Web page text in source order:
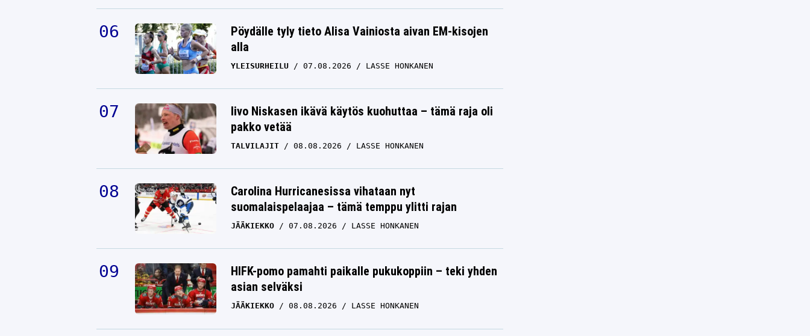
Pöydälle tyly tieto Alisa Vainiosta aivan EM-kisojen
alla
YLEISURHEILU 07.08.2026 LASSE HONKANEN
Iivo Niskasen ikävä käytös kuohuttaa – tämä raja oli
pakko vetää
TALVILAJIT 08.08.2026 LASSE HONKANEN
Carolina Hurricanesissa vihataan nyt
suomalaispelaajaa – tämä temppu ylitti rajan
JÄÄKIEKKO 07.08.2026 LASSE HONKANEN
HIFK-pomo pamahti paikalle pukukoppiin – teki yhden
asian selväksi
JÄÄKIEKKO 08.08.2026 LASSE HONKANEN